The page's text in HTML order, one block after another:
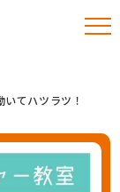
てハツラツ！